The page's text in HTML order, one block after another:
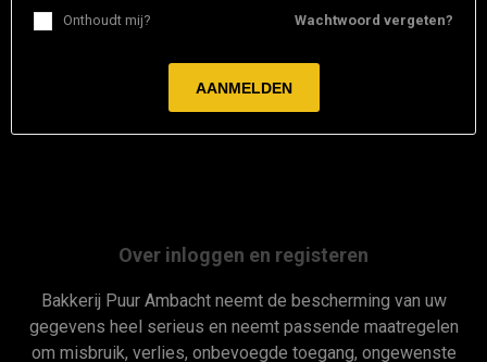
Wachtwoord vergeten?
Onthoudt mij?
Over inloggen en registeren
Bakkerij Puur Ambacht neemt de bescherming van uw
gegevens heel serieus en neemt passende maatregelen
om misbruik, verlies, onbevoegde toegang, ongewenste